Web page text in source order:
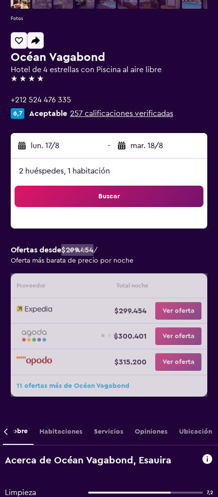
Océan Vagabond
Hotel de 4 estrellas con Piscina al aire libre
4 estrellas
+212 524 476 335
6,7 Aceptable 257 calificaciones verificadas
lun. 17/8 - mar. 18/8
2 huéspedes, 1 habitación
Buscar
Ofertas desde$299.454/
Oferta más barata de precio por noche
Proveedor Total noche
$299.454 Ver oferta
$300.401 Ver oferta
$315.200 Ver oferta
11 ofertas más de Océan Vagabond
Fotos
Sobre Habitaciones Servicios Opiniones Ubicación
Acerca de Océan Vagabond, Esauira
Limpieza 7,2